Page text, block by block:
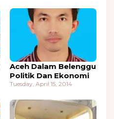
Aceh Dalam Belenggu
Politik Dan Ekonomi
Tuesday, April 15, 2014